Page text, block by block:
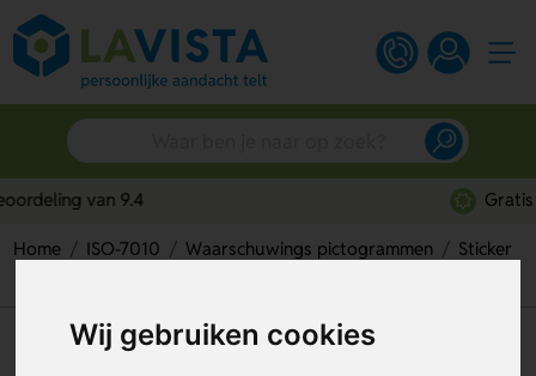
Wij gebruiken cookies
Home ISO-7010 Waarschuwings pictogrammen
Sticker
Waarschuwing, Automatische